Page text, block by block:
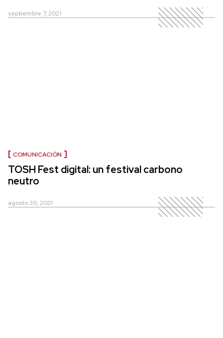
septiembre 7, 2021
COMUNICACIÓN
TOSH Fest digital: un festival carbono
neutro
agosto 30, 2021